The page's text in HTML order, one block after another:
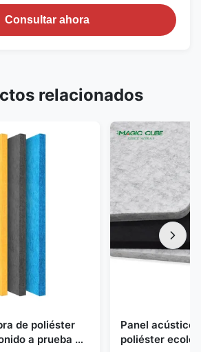
Consultar ahora
relacionados
de poliéster
a prueba de
Panel acústico
poliéster